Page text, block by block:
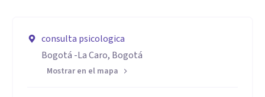
consulta psicologica
Bogotá ‎-La Caro, Bogotá
Mostrar en el mapa